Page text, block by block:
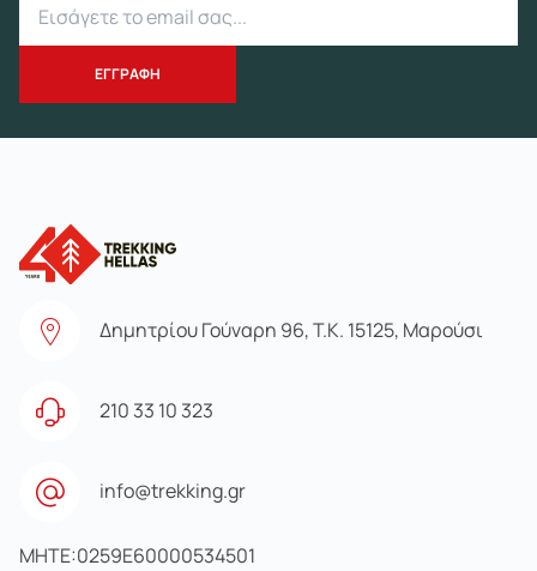
Δημητρίου Γούναρη 96, Τ.Κ. 15125, Μαρούσι
210 33 10 323
info@trekking.gr
MHTE:0259E60000534501